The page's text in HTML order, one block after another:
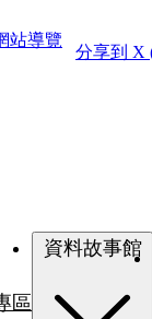
站導覽
分享到 X
區
資料故事館